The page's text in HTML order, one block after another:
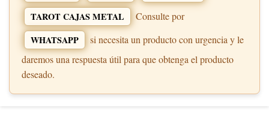
TAROT CAJAS METAL
Consulte por
WHATSAPP
si necesita un producto con urgencia y le
daremos una respuesta útil para que obtenga el producto
deseado.